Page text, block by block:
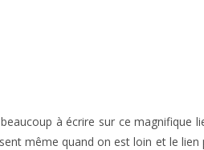
à écrire sur ce magnifique
même quand on est loin et le